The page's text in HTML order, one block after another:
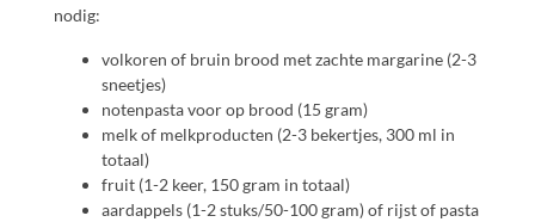
nodig:
volkoren of bruin brood met zachte margarine (2-3
sneetjes)
notenpasta voor op brood (15 gram)
melk of melkproducten (2-3 bekertjes, 300 ml in
totaal)
fruit (1-2 keer, 150 gram in totaal)
aardappels (1-2 stuks/50-100 gram) of rijst of pasta